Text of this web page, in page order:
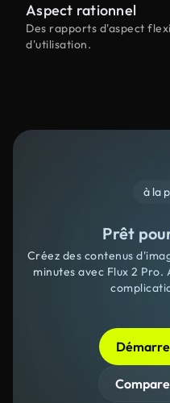
Aspect rationnel
Des rapports d'aspect
d'utilisation.
à la
Prêt
Créez des contenus
minutes avec Flux 2 Pro.